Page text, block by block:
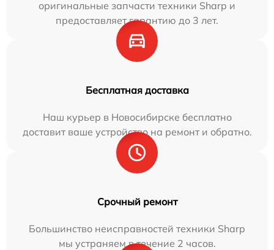
оригинальные запчасти техники Sharp и
предоставляет гарантию до 3 лет.
Бесплатная доставка
Наш курьер в Новосибирске бесплатно
доставит ваше устройство на ремонт и обратно.
Срочный ремонт
Большинство неисправностей техники Sharp
мы устраняем в течение 2 часов.